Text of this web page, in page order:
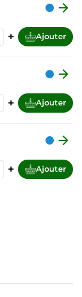

+ Ajouter

+ Ajouter

+ Ajouter